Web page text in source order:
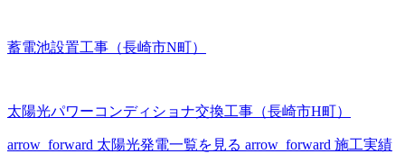
蓄電池設置工事（長崎市N町）
太陽光パワーコンディショナ交換工事（長崎市H町）
arrow_forward 太陽光発電一覧を見る arrow_forward 施工実績